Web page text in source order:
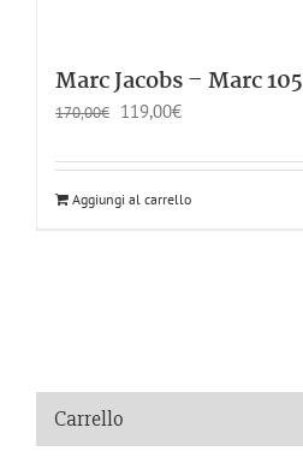
Marc Jacobs – Marc 105
170,00€ 119,00€
Aggiungi al carrello
Carrello